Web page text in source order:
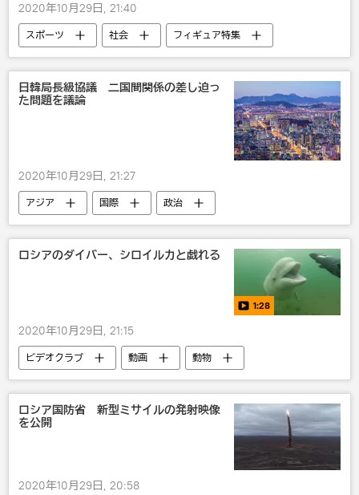
2020年10月29日, 21:40
スポーツ 社会
フィギュア特集
フィギュアスケート
エフゲニー・プルシェンコ
日韓局長級協議 二国間関係の差し迫っ
た問題を議論
2020年10月29日, 21:27
アジア 国際 政治
ロシアのダイバー、シロイルカと戯れる
1:28
2020年10月29日, 21:15
ビデオクラブ 動画 動物
ロシア国防省 新型ミサイルの発射映像
を公開
2020年10月29日, 20:58